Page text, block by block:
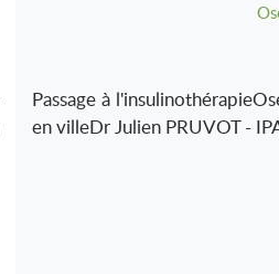
Passage à
en villeDr Julien PRUVOT -